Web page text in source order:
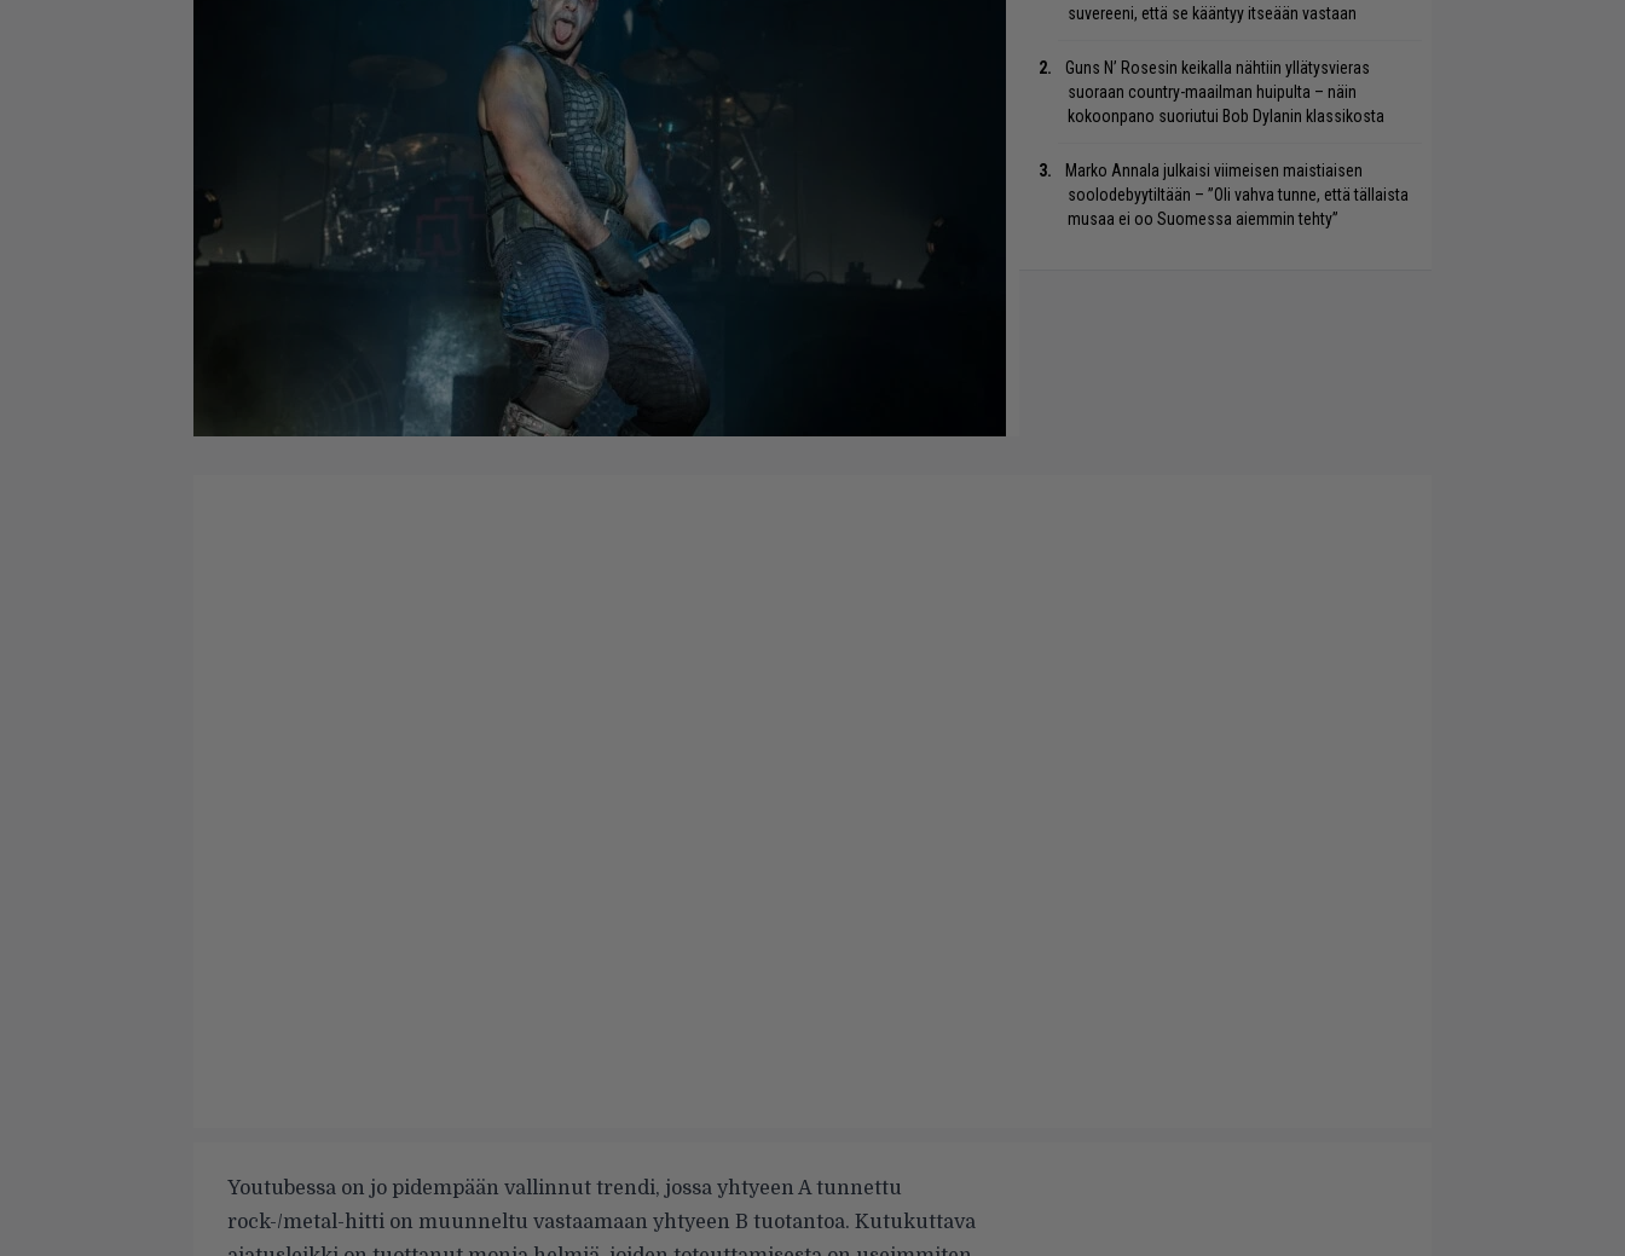
suvereeni, että se kääntyy itseään vastaan
Guns N’ Rosesin keikalla nähtiin yllätysvieras
suoraan country-maailman huipulta – näin
kokoonpano suoriutui Bob Dylanin klassikosta
Marko Annala julkaisi viimeisen maistiaisen
soolodebyytiltään – ”Oli vahva tunne, että tällaista
musaa ei oo Suomessa aiemmin tehty”
Youtubessa on jo pidempään vallinnut trendi, jossa yhtyeen A tunnettu
rock-/metal-hitti on muunneltu vastaamaan yhtyeen B tuotantoa. Kutukuttava